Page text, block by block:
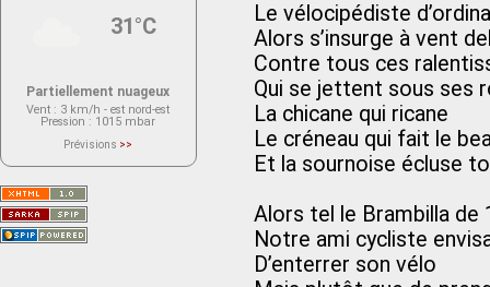
Le vélocipédiste
Alors s’insurge à vent
Contre tous ces
Qui se jettent sous ses
La chicane qui ricane
Le créneau qui fait le
Et la sournoise écluse
Alors tel le Brambilla de
Notre ami cycliste
D’enterrer son vélo
31°C
Partiellement nuageux
Vent : 3 km/h - est nord-est
Pression : 1015 mbar
Prévisions >>
actuellement aucune prévision
Saint-Nom.
Veuillez consulter le message du
service ci-dessous.
(401 - Invalid API key. Please see
https://openweathermap.org/faq#error401